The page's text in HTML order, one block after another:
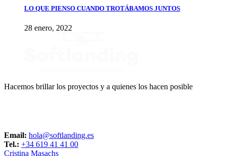
LO QUE PIENSO CUANDO TROTÁBAMOS JUNTOS
28 enero, 2022
Hacemos brillar los proyectos y a quienes los hacen posible
Email: hola@softlanding.es
Tel.: +34 619 41 41 00
Cristina Masachs